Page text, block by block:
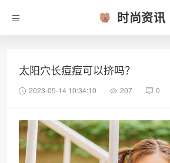
时尚资讯
太阳穴长痘痘可以挤吗？
2023-05-14 10:34:10 207 0